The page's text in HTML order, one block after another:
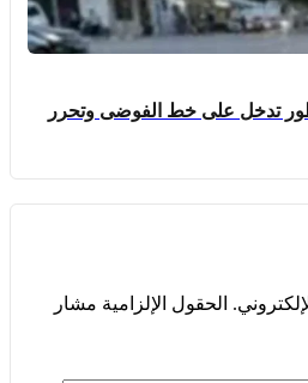
تدخل على خط الفوضى وتحرر
الحقول الإلزامية مشار